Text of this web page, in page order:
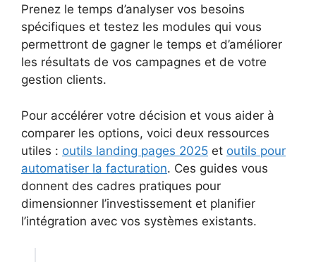
Prenez le temps d’analyser vos besoins
spécifiques et testez les modules qui vous
permettront de gagner le temps et d’améliorer
les résultats de vos campagnes et de votre
gestion clients.
Pour accélérer votre décision et vous aider à
comparer les options, voici deux ressources
utiles : outils landing pages 2025 et outils pour
automatiser la facturation. Ces guides vous
donnent des cadres pratiques pour
dimensionner l’investissement et planifier
l’intégration avec vos systèmes existants.